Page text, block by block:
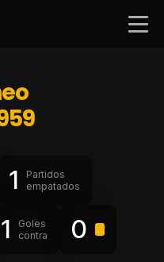
1
Partidos
empatados
1
Goles
contra
0